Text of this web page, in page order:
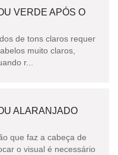
VERDE APÓS O
de tons claros requer
muito claros,
r...
ALARANJADO
que faz a cabeça de
o visual é necessário